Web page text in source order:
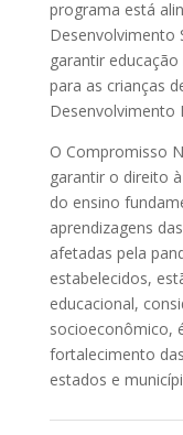
programa está
Desenvolvimento
garantir
para as crianças
Desenvolvimento
O Compromisso
garantir o direito
do ensino
aprendizagens
afetadas pela
estabelecidos,
educacional,
socioeconômico,
fortalecimento
estados e